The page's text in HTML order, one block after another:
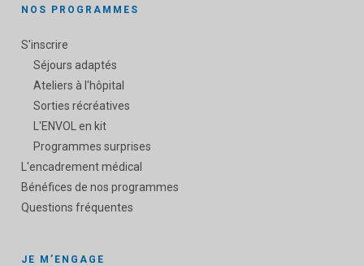
NOS PROGRAMMES
S'inscrire
Séjours adaptés
Ateliers à l'hôpital
Sorties récréatives
L'ENVOL en kit
Programmes surprises
L'encadrement médical
Bénéfices de nos programmes
Questions fréquentes
JE M’ENGAGE